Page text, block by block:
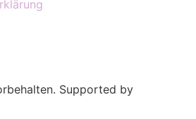
Supported by